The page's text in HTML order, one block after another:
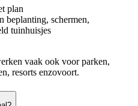
plan
beplanting, schermen,
tuinhuisjes
vaak ook voor parken,
resorts enzovoort.